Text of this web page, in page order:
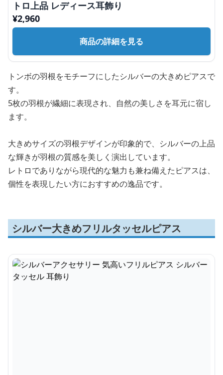
トロ上品 レディース耳飾り
¥2,960
商品の詳細を見る
トンボの羽根をモチーフにしたシルバーの大きめピアスで
す。
5枚の羽根が繊細に表現され、自然の美しさを耳元に宿し
ます。
大きめサイズの羽根デザインが印象的で、シルバーの上品
な輝きが羽根の質感を美しく演出しています。
レトロでありながら現代的な魅力も兼ね備えたピアスは、
個性を表現したい方におすすめの逸品です。
シルバー大きめフリルタッセルピアス